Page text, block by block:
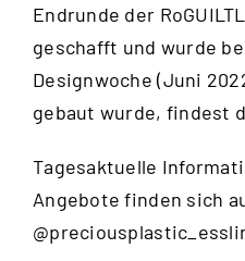
Endrunde der
geschafft und wurde
Designwoche (Juni
gebaut wurde, findest
Tagesaktuelle
Angebote finden sich